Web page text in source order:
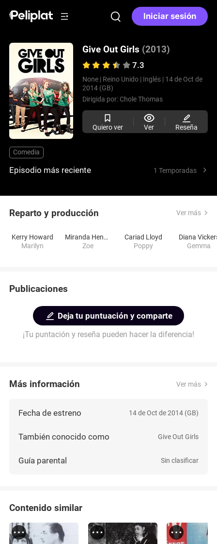
Iniciar sesión
Give Out Girls (2013)
7.3
None | Reino Unido | Inglés | 14 de Oct de
2014 (GB)
Dirigida por: Chole Thomas
Quiero ver Ver Reseña
Comedia
Episodio más reciente 1 Temporadas
Reparto y producción Ver más
Kerry Howard
Marilyn
Miranda Hennessy
Zoe
Cariad Lloyd
Poppy
Diana
Gemma
Publicaciones
Deja tu puntuación y comparte
¡Tu puntación y reseña pueden hacer la diferencia!
Más información Ver más
Fecha de estreno 14 de Oct de 2014 (GB)
También conocido como Give Out Girls
Guía parental Sin clasificar
Contenido similar